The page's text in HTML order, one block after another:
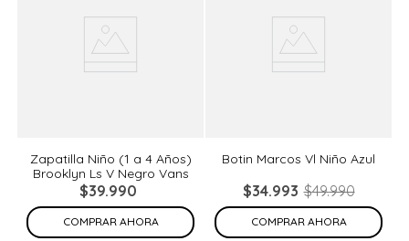
Zapatilla Niño (1 a 4 Años)
Brooklyn Ls V Negro Vans
$39.990
COMPRAR AHORA
Botin Marcos Vl Niño Azul
$34.993 $49.990
COMPRAR AHORA